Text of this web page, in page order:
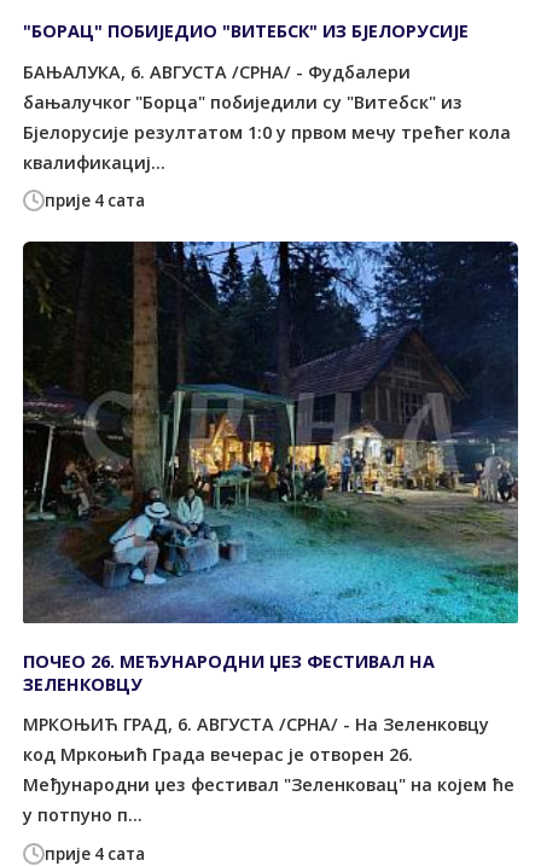
прије 4 сата
"БОРАЦ" ПОБИЈЕДИО "ВИТЕБСК" ИЗ БЈЕЛОРУСИЈЕ
БАЊАЛУКА, 6. АВГУСТА /СРНА/ - Фудбалери
бањалучког "Борца" побиједили су "Витебск" из
Бјелорусије резултатом 1:0 у првом мечу трећег кола
квалификациј...
прије 4 сата
ПОЧЕО 26. МЕЂУНАРОДНИ ЏЕЗ ФЕСТИВАЛ НА
ЗЕЛЕНКОВЦУ
МРКОЊИЋ ГРАД, 6. АВГУСТА /СРНА/ - На Зеленковцу
код Мркоњић Града вечерас је отворен 26.
Међународни џез фестивал "Зеленковац" на којем ће
у потпуно п...